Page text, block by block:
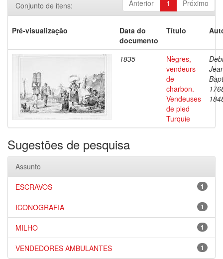
Anterior 1 Próximo
Conjunto de itens:
Pré-visualização
Data do
documento
Título
1835
Nègres,
vendeurs
de
charbon.
Vendeuses
de pled
Turquie
Sugestões de pesquisa
Assunto
1
ESCRAVOS
1
ICONOGRAFIA
1
MILHO
1
VENDEDORES AMBULANTES